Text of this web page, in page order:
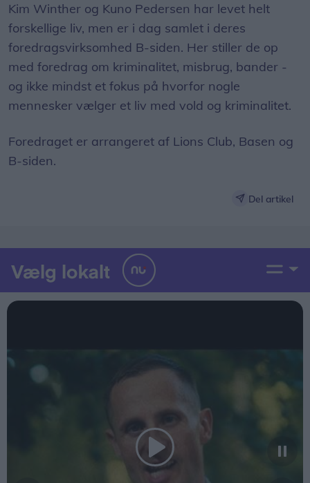
Kim Winther og Kuno Pedersen har levet helt
forskellige liv, men er i dag samlet i deres
foredragsvirksomhed B-siden. Her stiller de op
med foredrag om kriminalitet, misbrug, bander -
og ikke mindst et fokus på hvorfor nogle
mennesker vælger et liv med vold og kriminalitet.
Foredraget er arrangeret af Lions Club, Basen og
B-siden.
Del artikel